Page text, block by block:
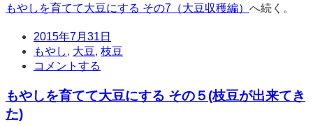
もやしを育てて大豆にする その7（大豆収穫編） へ続く。
日
時
2015年7月31日
タ
グ
もやし, 大豆, 枝豆
コ
ン
コメントする
もやしを育てて大豆にする その５(枝豆が出来てき
た)